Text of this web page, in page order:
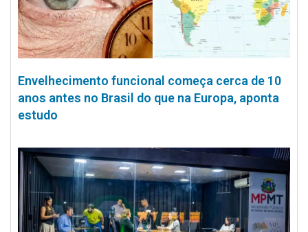
Envelhecimento funcional começa cerca de 10
anos antes no Brasil do que na Europa, aponta
estudo